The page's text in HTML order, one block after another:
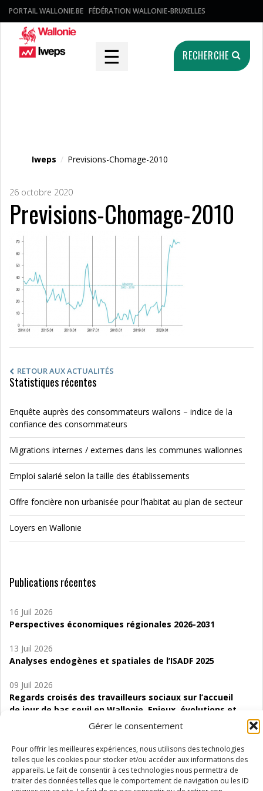
Gérer le consentement
Pour offrir les meilleures expériences, nous utilisons des technologies
telles que les cookies pour stocker et/ou accéder aux informations des
appareils. Le fait de consentir à ces technologies nous permettra de
traiter des données telles que le comportement de navigation ou les ID
PORTAIL WALLONIE.BE FÉDÉRATION WALLONIE-BRUXELLES
☰ RECHERCHE
Iweps / Previsions-Chomage-2010
26 octobre 2020
Previsions-Chomage-2010
RETOUR AUX ACTUALITÉS
Statistiques récentes
Enquête auprès des consommateurs wallons – indice de la
confiance des consommateurs
Migrations internes / externes dans les communes wallonnes
Emploi salarié selon la taille des établissements
Offre foncière non urbanisée pour l’habitat au plan de secteur
Loyers en Wallonie
Publications récentes
16 Juil 2026
Perspectives économiques régionales 2026-2031
13 Juil 2026
Analyses endogènes et spatiales de l’ISADF 2025
09 Juil 2026
Regards croisés des travailleurs sociaux sur l’accueil
de jour de bas seuil en Wallonie. Enjeux, évolutions et
06 Juil 2026
Étude d’évaluabilité des Structures
d’accompagnement à l’autocréation d’emploi (SAACE)